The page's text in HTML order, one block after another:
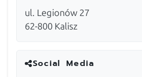
ul. Legionów 27
62-800 Kalisz
Social Media